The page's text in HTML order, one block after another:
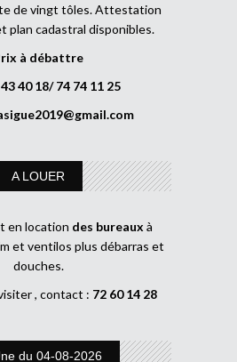
de vingt tôles. Attestation
plan cadastral disponibles.
à débattre
40 18/ 74 74 11 25
A LOUER
en location des bureaux à
et ventilos plus débarras et
douches.
, contact : 72 60 14 28
du 04-08-2026